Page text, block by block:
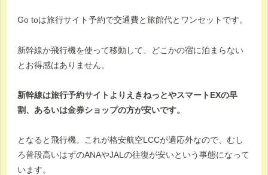
Go toは旅行サイト予約で交通費と旅館代とワンセットです。
新幹線か飛行機を使って移動して、どこかの宿に泊まらない
とお得感はありません。
新幹線は旅行予約サイトよりえきねっとやスマートEXの早
割、あるいは金券ショップの方が安いです。
となると飛行機。これが格安航空LCCが適応外なので、むし
ろ普段高いはずのANAやJALの往復が安いという事態になって
います。